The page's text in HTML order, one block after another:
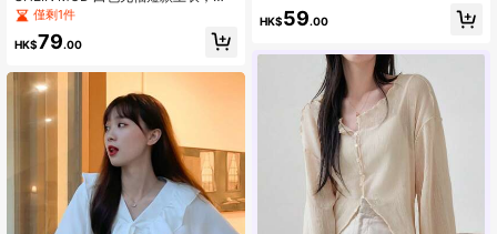
宽褶边和不对称下摆，飘逸舒适女式
背心，布里奇顿，夏季
僅剩1件
HK$79.00
HK$59.00